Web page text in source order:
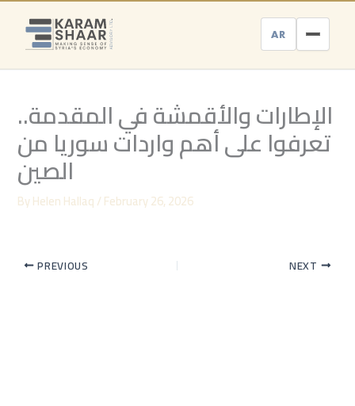
Skip
content
AR
الإطارات والأقمشة في المقدمة..
تعرفوا على أهم واردات سوريا من
الصين
ByHelen Hallaq/February 26, 2026
PREVIOUS NEXT